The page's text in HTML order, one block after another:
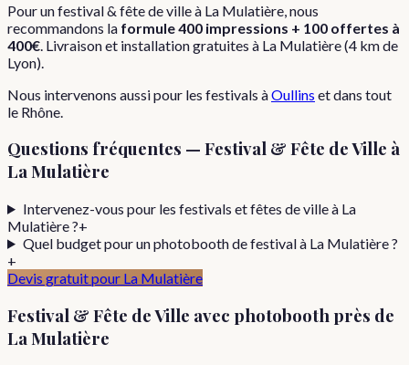
Pourunfestival & fête de villeà La Mulatière , nous
recommandons la formule400 impressions + 100 offertes à
400€ . Livraison et installation gratuites à La Mulatière(4 km de
Lyon).
Nous intervenons aussi pour les festivals àOullins et dans tout
le Rhône
Questions fréquentes — Festival & Fête de Ville à
La Mulatière
Intervenez-vous pour les festivals et fêtes de ville à La
Mulatière ?+
Quel budget pour un photobooth de festival à La Mulatière ?
+
Devis gratuit pour La Mulatière
Festival & Fête de Ville avec photobooth près de
La Mulatière